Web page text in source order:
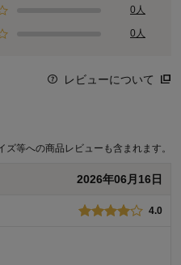
ーーーーーー
、定期でのご注文を頂戴してい
きます。
ご検討
ーーー
0人
0人
レビューについて
等への商品レビューも含まれます。
2026年06月16日
4.0